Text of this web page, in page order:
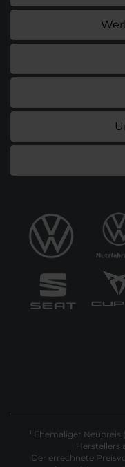
1 Ehemaliger
Herstellers
Der errechnete